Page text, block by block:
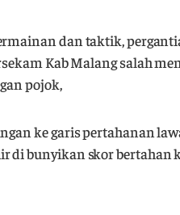
dan taktik,
Kab Malang salah
pojok,
ke garis pertahanan
bunyikan skor bertahan